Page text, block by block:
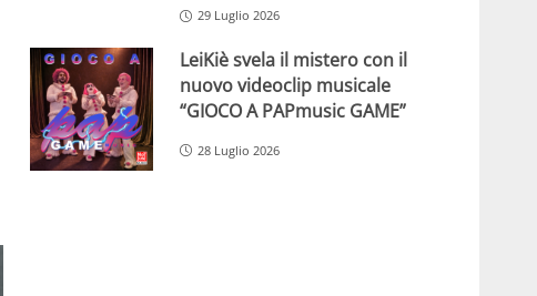
29 Luglio 2026
LeiKiè svela il mistero con il
nuovo videoclip musicale
“GIOCO A PAPmusic GAME”
28 Luglio 2026